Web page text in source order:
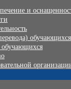
и
обучающихся